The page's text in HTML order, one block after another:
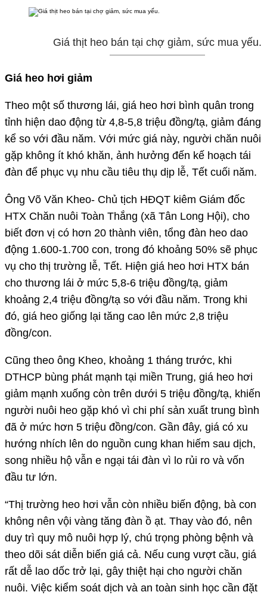
Giá thịt heo bán tại chợ giảm, sức mua yếu.
Giá heo hơi giảm
Theo một số thương lái, giá heo hơi bình quân trong
tỉnh hiện dao động từ 4,8-5,8 triệu đồng/tạ, giảm đáng
kể so với đầu năm. Với mức giá này, người chăn nuôi
gặp không ít khó khăn, ảnh hưởng đến kế hoạch tái
đàn để phục vụ nhu cầu tiêu thụ dịp lễ, Tết cuối năm.
Ông Võ Văn Kheo- Chủ tịch HĐQT kiêm Giám đốc
HTX Chăn nuôi Toàn Thắng (xã Tân Long Hội), cho
biết đơn vị có hơn 20 thành viên, tổng đàn heo dao
động 1.600-1.700 con, trong đó khoảng 50% sẽ phục
vụ cho thị trường lễ, Tết. Hiện giá heo hơi HTX bán
cho thương lái ở mức 5,8-6 triệu đồng/tạ, giảm
khoảng 2,4 triệu đồng/tạ so với đầu năm. Trong khi
đó, giá heo giống lại tăng cao lên mức 2,8 triệu
đồng/con.
Cũng theo ông Kheo, khoảng 1 tháng trước, khi
DTHCP bùng phát mạnh tại miền Trung, giá heo hơi
giảm mạnh xuống còn trên dưới 5 triệu đồng/tạ, khiến
người nuôi heo gặp khó vì chi phí sản xuất trung bình
đã ở mức hơn 5 triệu đồng/con. Gần đây, giá có xu
hướng nhích lên do nguồn cung khan hiếm sau dịch,
song nhiều hộ vẫn e ngại tái đàn vì lo rủi ro và vốn
đầu tư lớn.
“Thị trường heo hơi vẫn còn nhiều biến động, bà con
không nên vội vàng tăng đàn ồ ạt. Thay vào đó, nên
duy trì quy mô nuôi hợp lý, chú trọng phòng bệnh và
theo dõi sát diễn biến giá cả. Nếu cung vượt cầu, giá
rất dễ lao dốc trở lại, gây thiệt hại cho người chăn
nuôi. Việc kiểm soát dịch và an toàn sinh học cần đặt